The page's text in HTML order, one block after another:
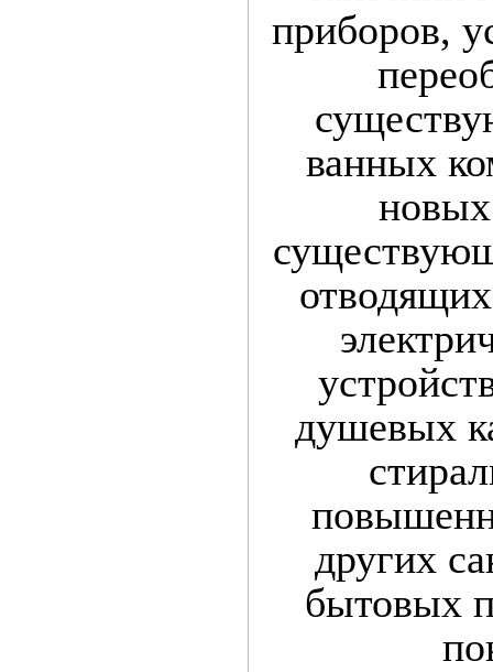
приборов,
ванных
душевых
других
бытовых